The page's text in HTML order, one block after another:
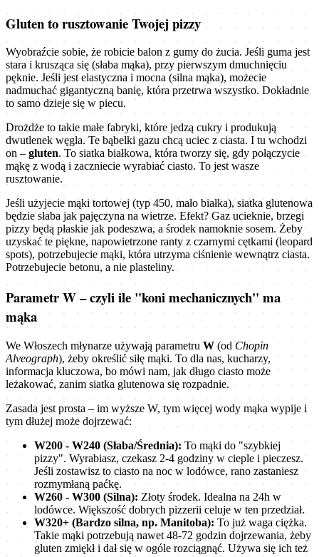
Gluten to rusztowanie Twojej pizzy
Wyobraźcie sobie, że robicie balon z gumy do żucia. Jeśli guma jest
stara i krusząca się (słaba mąka), przy pierwszym dmuchnięciu
pęknie. Jeśli jest elastyczna i mocna (silna mąka), możecie
nadmuchać gigantyczną banię, która przetrwa wszystko. Dokładnie
to samo dzieje się w piecu.
Drożdże to takie małe fabryki, które jedzą cukry i produkują
dwutlenek węgla. Te bąbelki gazu chcą uciec z ciasta. I tu wchodzi
on – gluten. To siatka białkowa, która tworzy się, gdy połączycie
mąkę z wodą i zaczniecie wyrabiać ciasto. To jest wasze
rusztowanie.
Jeśli użyjecie mąki tortowej (typ 450, mało białka), siatka glutenowa
będzie słaba jak pajęczyna na wietrze. Efekt? Gaz ucieknie, brzegi
pizzy będą płaskie jak podeszwa, a środek namoknie sosem. Żeby
uzyskać te piękne, napowietrzone ranty z czarnymi cętkami (leopard
spots), potrzebujecie mąki, która utrzyma ciśnienie wewnątrz ciasta.
Potrzebujecie betonu, a nie plasteliny.
Parametr W – czyli ile "koni mechanicznych" ma
mąka
We Włoszech młynarze używają parametru W (odChopin
Alveograph), żeby określić siłę mąki. To dla nas, kucharzy,
informacja kluczowa, bo mówi nam, jak długo ciasto może
leżakować, zanim siatka glutenowa się rozpadnie.
Zasada jest prosta – im wyższe W, tym więcej wody mąka wypije i
tym dłużej może dojrzewać:
W200 - W240 (Słaba/Średnia): To mąki do "szybkiej
pizzy". Wyrabiasz, czekasz 2-4 godziny w cieple i pieczesz.
Jeśli zostawisz to ciasto na noc w lodówce, rano zastaniesz
rozmymłaną paćkę.
W260 - W300 (Silna): Złoty środek. Idealna na 24h w
lodówce. Większość dobrych pizzerii celuje w ten przedział.
W320+ (Bardzo silna, np. Manitoba): To już waga ciężka.
Takie mąki potrzebują nawet 48-72 godzin dojrzewania, żeby
gluten zmiękł i dał się w ogóle rozciągnąć. Używa się ich też